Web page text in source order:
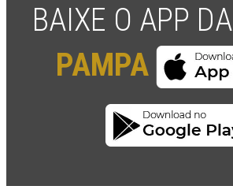
BAIXE O APP DA
PAMPA